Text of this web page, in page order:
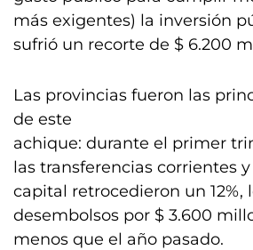
más exigentes) la inversión
sufrió un recorte de $ 6.200
Las provincias fueron las
de este
achique: durante el primer
las transferencias corrientes
capital retrocedieron un 12%,
desembolsos por $ 3.600
menos que el año pasado.